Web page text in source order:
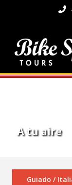
A tu aire
Guiado /